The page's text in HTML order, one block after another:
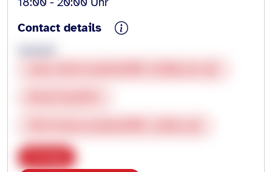
Contact details